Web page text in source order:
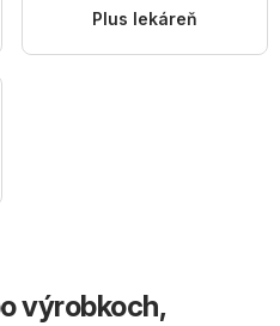
Plus lekáreň
výrobkoch,